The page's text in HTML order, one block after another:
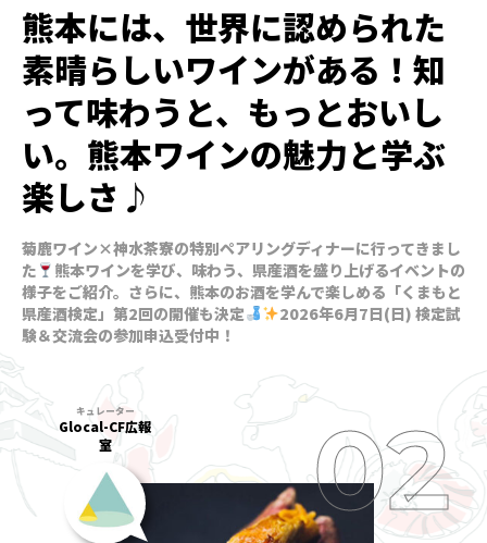
熊本には、世界に認められた
素晴らしいワインがある！知
って味わうと、もっとおいし
い。熊本ワインの魅力と学ぶ
楽しさ♪
菊鹿ワイン×神水茶寮の特別ペアリングディナーに行ってきまし
た
熊本ワインを学び、味わう、県産酒を盛り上げるイベントの
様子をご紹介。さらに、熊本のお酒を学んで楽しめる「くまもと
県産酒検定」第2回の開催も決定
2026年6月7日(日) 検定試
験＆交流会の参加申込受付中！
Glocal-CF広報
室